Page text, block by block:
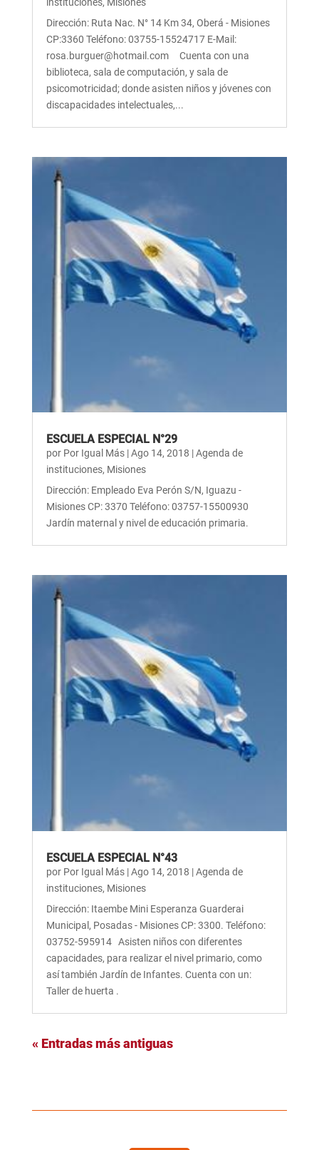
Dirección: Ruta Nac. N° 14 Km 34, Oberá - Misiones
CP:3360 Teléfono: 03755-15524717 E-Mail:
rosa.burguer@hotmail.com Cuenta con una
biblioteca, sala de computación, y sala de
psicomotricidad; donde asisten niños y jóvenes con
discapacidades intelectuales,...
ESCUELA ESPECIAL N°29
por Por Igual Más|Ago 14, 2018 |Agenda de
instituciones, Misiones
Dirección: Empleado Eva Perón S/N, Iguazu -
Misiones CP: 3370 Teléfono: 03757-15500930
Jardín maternal y nivel de educación primaria.
ESCUELA ESPECIAL N°43
por Por Igual Más|Ago 14, 2018 |Agenda de
instituciones, Misiones
Dirección: Itaembe Mini Esperanza Guarderai
Municipal, Posadas - Misiones CP: 3300. Teléfono:
03752-595914 Asisten niños con diferentes
capacidades, para realizar el nivel primario, como
así también Jardín de Infantes. Cuenta con un:
Taller de huerta .
« Entradas más antiguas